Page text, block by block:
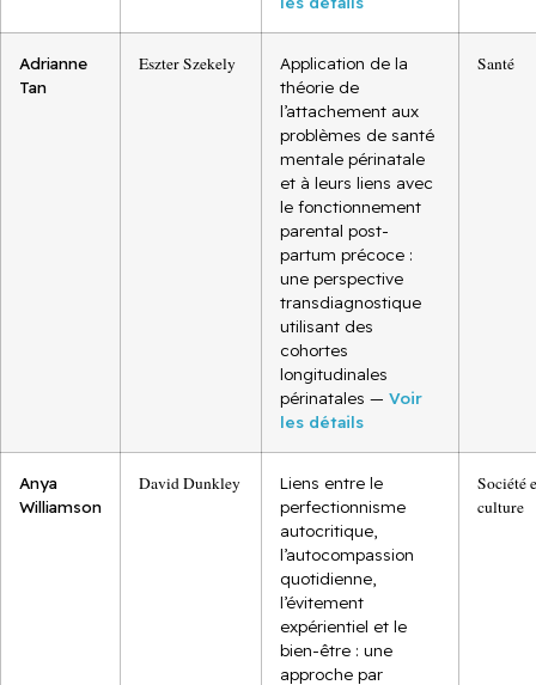
Adrianne
Tan
Eszter Szekely
Application de la
théorie de
l’attachement aux
problèmes de santé
mentale périnatale
et à leurs liens avec
le fonctionnement
parental post-
partum précoce :
une perspective
transdiagnostique
utilisant des
cohortes
longitudinales
périnatales — Voir
les détails
Santé
Anya
Williamson
David Dunkley
Liens entre le
perfectionnisme
autocritique,
l’autocompassion
quotidienne,
l’évitement
expérientiel et le
bien-être : une
approche par
Société
culture